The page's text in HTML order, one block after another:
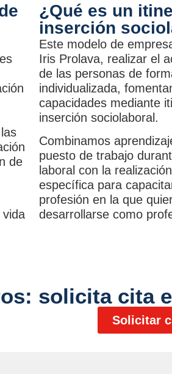
de
¿Qué es un
inserción
Este modelo de
Iris Prolava, realizar el
de las personas de
individualizada,
capacidades mediante
inserción sociolaboral.
Combinamos
puesto de trabajo
laboral con la
específica para
profesión en la que
desarrollarse como
solicita cita
Solicitar